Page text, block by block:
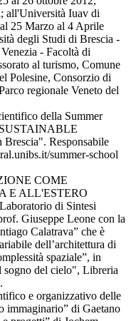
all'Università Iuav di
25 Marzo al 4 Aprile
degli Studi di Brescia -
- Facoltà di
al turismo, Comune
Polesine, Consorzio di
regionale Veneto del
della Summer
Responsabile
summer-school
COME
E ALL'ESTERO
di Sintesi
Giuseppe Leone con la
Calatrava” che è
dell’architettura di
spaziale”, in
sogno del cielo", Libreria
e organizzativo delle
immaginario” di Gaetano